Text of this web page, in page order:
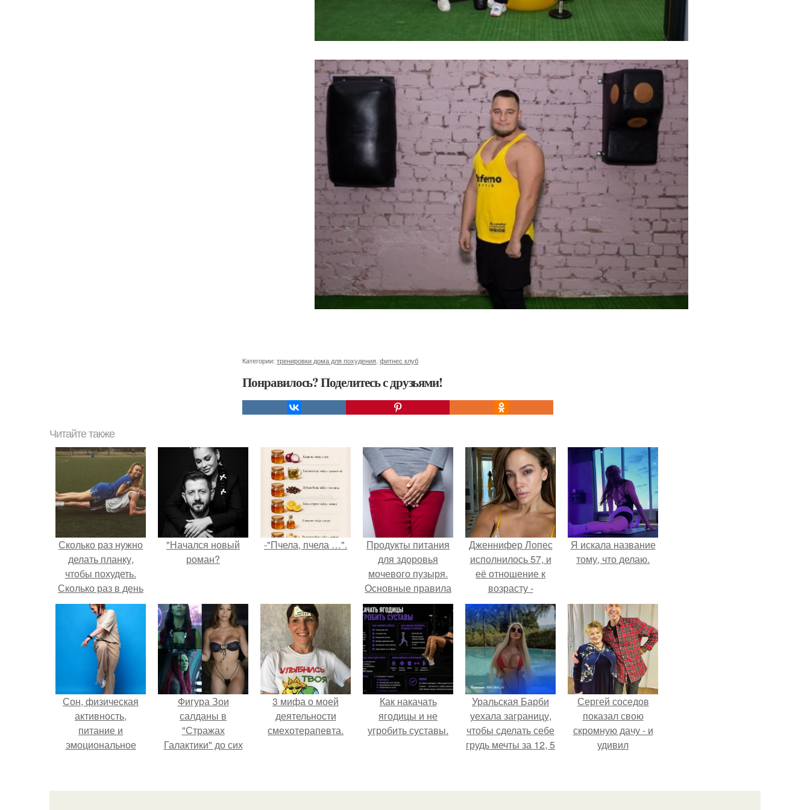
Категории: тренировки дома для похудения, фитнес клуб
Понравилось? Поделитесь с друзьями!
Читайте также
Сколько раз нужно
делать планку,
чтобы похудеть.
Сколько раз в день
делать планку —,
чтобы был
результат для
похудения
"Начался новый
роман?
-"Пчела, пчела …".
Продукты питания
для здоровья
мочевого пузыря.
Основные правила
диетотерапии при
урологических
болезнях
Дженнифер Лопес
исполнилось 57, и
её отношение к
возрасту -
настоящий
манифест
уверенности: "не
говорите, что я
отлично выгляжу
для 57.
Я искала название
тому, что делаю.
Сон, физическая
активность,
питание и
эмоциональное
Фигура Зои
салданы в
"Стражах
Галактики" до сих
3 мифа о моей
деятельности
смехотерапевта.
Как накачать
ягодицы и не
угробить суставы.
Уральская Барби
уехала заграницу,
чтобы сделать себе
грудь мечты за 12, 5
Сергей соседов
показал свою
скромную дачу - и
удивил